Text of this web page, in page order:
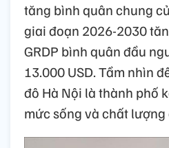
tăng bình quân chung
giai đoạn 2026-2030
GRDP bình quân đầu
13.000 USD. Tầm nhìn
đô Hà Nội là thành phố
mức sống và chất lượng